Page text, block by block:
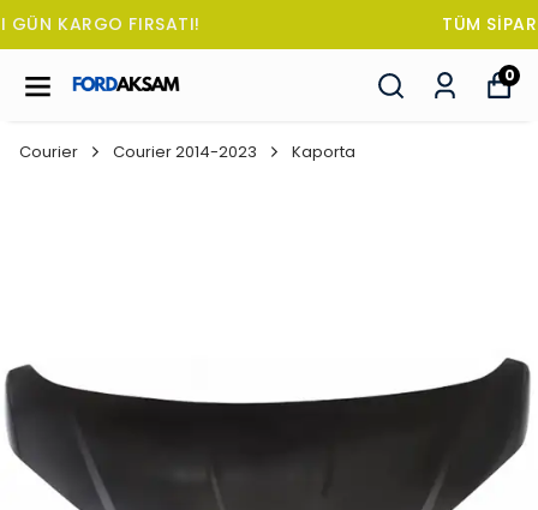
TÜM SİPARİŞLERDE OTO KOKUSU HEDİYE!
0
Courier Courier 2014-2023 Kaporta